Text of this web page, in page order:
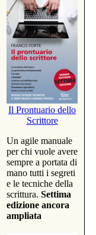
Il Prontuario dello
Scrittore
Un agile manuale
per chi vuole avere
sempre a portata di
mano tutti i segreti
e le tecniche della
scrittura. Settima
edizione ancora
ampliata